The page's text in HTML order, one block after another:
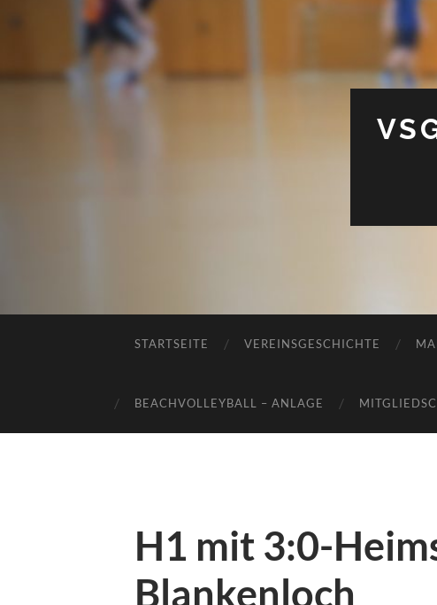
STARTSEITE VEREINSGESCHICHTE
BEACHVOLLEYBALL – ANLAGE
H1 mit 3:0-
Blankenloch